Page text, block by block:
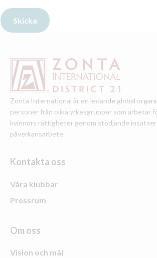
Zonta International är en ledande global
personer från olika yrkesgrupper som arbetar
kvinnors rättigheter genom stödjande
påverkansarbete.
Kontakta oss
Våra klubbar
Pressrum
Om oss
Vision och mål